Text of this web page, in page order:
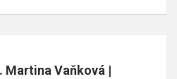
Martina Vaňková |